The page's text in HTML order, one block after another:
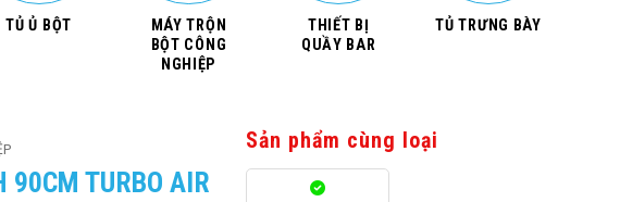
TỦ Ủ BỘT
MÁY TRỘN
BỘT CÔNG
NGHIỆP
THIẾT BỊ
QUẦY BAR
TỦ TRƯNG BÀY
90CM TURBO AIR
Sản phẩm cùng loại